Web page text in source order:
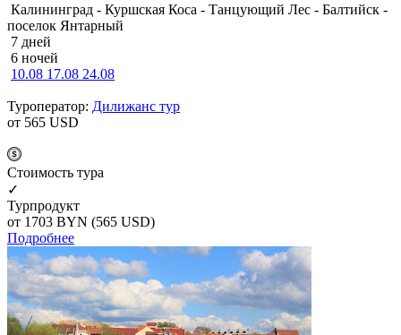
Калининград - Куршская Коса - Танцующий Лес - Балтийск -
поселок Янтарный
7 дней
6 ночей
10.08 17.08 24.08
Туроператор: Дилижанс тур
от 565 USD
Cтоимость тура
✓
Турпродукт
от 1703 BYN (565 USD)
Подробнее